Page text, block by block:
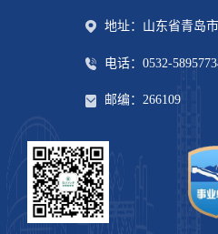
地址：山东省青岛
电话：0532-
邮编：266109